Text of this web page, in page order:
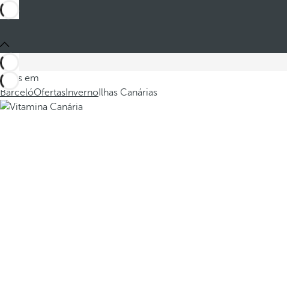
Estes em
BarcelóOfertas Inverno Ilhas Canárias